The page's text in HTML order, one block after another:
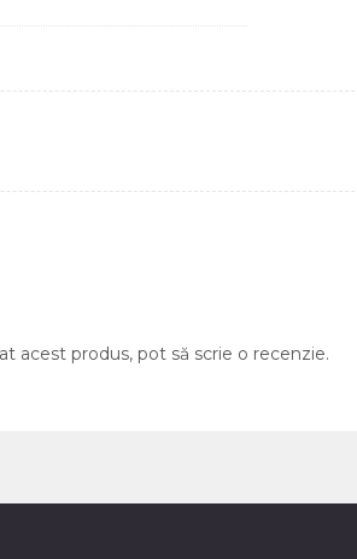
acest produs, pot să scrie o recenzie.